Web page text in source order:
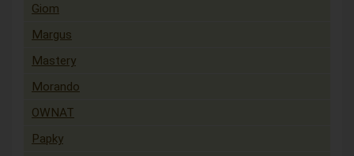
Giom
Margus
Mastery
Morando
OWNAT
Papky